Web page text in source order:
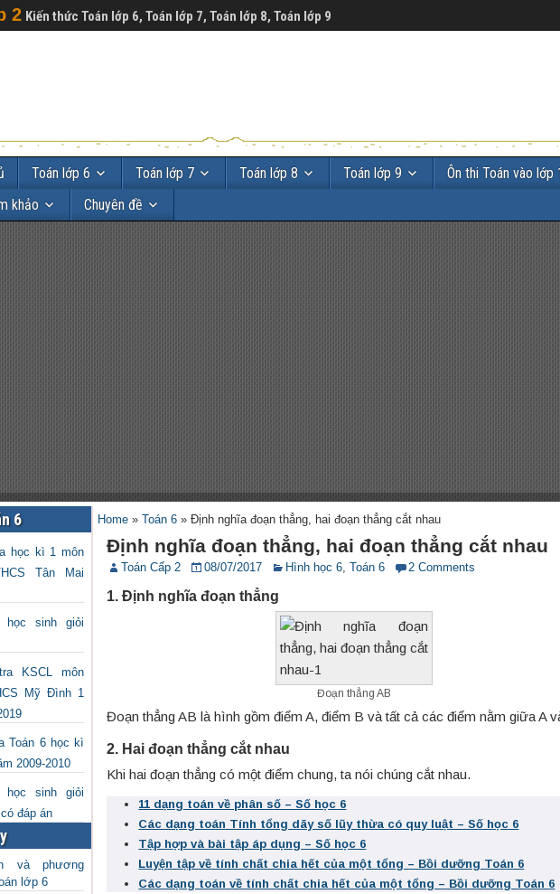
2 Kiến thức Toán lớp 6, Toán lớp 7, Toán lớp 8, Toán lớp 9
Toán lớp 6 Toán lớp 7 Toán lớp 8 Toán lớp 9 Ôn thi Toán vào lớp
khảo
Chuyên đề
6
học kì 1 môn
Tân Mai
sinh giỏi
KSCL môn
Mỹ Đình 1
Toán 6 học kì
2009-2010
sinh giỏi
đáp án
và phương
lớp 6
Home »Toán 6 »Định nghĩa đoạn thẳng, hai đoạn thẳng cắt nhau
Định nghĩa đoạn thẳng, hai đoạn thẳng cắt nhau
Toán Cấp 2 08/07/2017 Hình học 6,Toán 6 2 Comments
1. Định nghĩa đoạn thẳng
Đoạn thẳng AB
Đoạn thẳng AB là hình gồm điểm A, điểm B và tất cả các điểm nằm giữa A
2. Hai đoạn thẳng cắt nhau
Khi hai đoạn thẳng có một điểm chung, ta nói chúng cắt nhau.
11 dạng toán về phân số – Số học 6
Các dạng toán Tính tổng dãy số lũy thừa có quy luật – Số học 6
Tập hợp và bài tập áp dụng – Số học 6
Luyện tập về tính chất chia hết của một tổng – Bồi dưỡng Toán 6
Các dạng toán về tính chất chia hết của một tổng – Bồi dưỡng Toán 6